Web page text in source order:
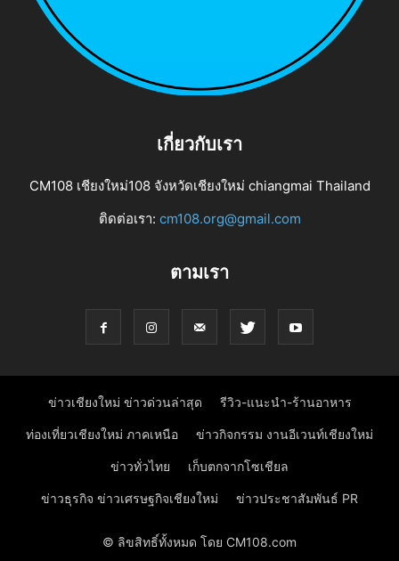
เกี่ยวกับเรา
CM108 เชียงใหม่108 จังหวัดเชียงใหม่ chiangmai Thailand
ติดต่อเรา: cm108.org@gmail.com
ตามเรา
ข่าวเชียงใหม่ ข่าวด่วนล่าสุด รีวิว-แนะนำ-ร้านอาหาร
ท่องเที่ยวเชียงใหม่ ภาคเหนือ ข่าวกิจกรรม งานอีเวนท์เชียงใหม่
ข่าวทั่วไทย เก็บตกจากโซเชียล
ข่าวธุรกิจ ข่าวเศรษฐกิจเชียงใหม่ ข่าวประชาสัมพันธ์ PR
© ลิขสิทธิ์ทั้งหมด โดย CM108.com